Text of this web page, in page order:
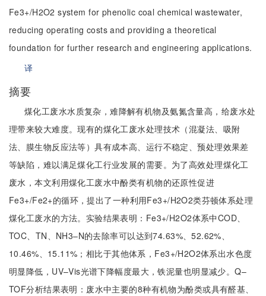
Fe3+/H2O2 system for phenolic coal chemical wastewater,
reducing operating costs and providing a theoretical
foundation for further research and engineering applications.
译
摘要
煤化工废水水质复杂，难降解有机物及氨氮含量高，给废水处
理带来较大难度。现有的煤化工废水处理技术（混凝法、吸附
法、膜生物反应法等）具有成本高、运行不稳定、预处理效果差
等缺陷，难以满足煤化工行业发展的需要。为了高效处理煤化工
废水，本文利用煤化工废水中酚类有机物的还原性促进
Fe3+/Fe2+的循环，提出了一种利用Fe3+/H2O2类芬顿体系处理
煤化工废水的方法。实验结果表明：Fe3+/H2O2体系中COD、
TOC、TN、NH3–N的去除率可以达到74.63%、52.62%、
10.46%、15.11%；相比于其他体系，Fe3+/H2O2体系出水色度
明显降低，UV–Vis光谱下降幅度最大，铁泥量也明显减少。Q–
TOF分析结果表明：废水中主要的8种有机物为酚类或具有醛基、